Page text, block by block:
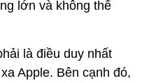
lớn và không thể
là điều duy nhất
Apple. Bên cạnh đó,